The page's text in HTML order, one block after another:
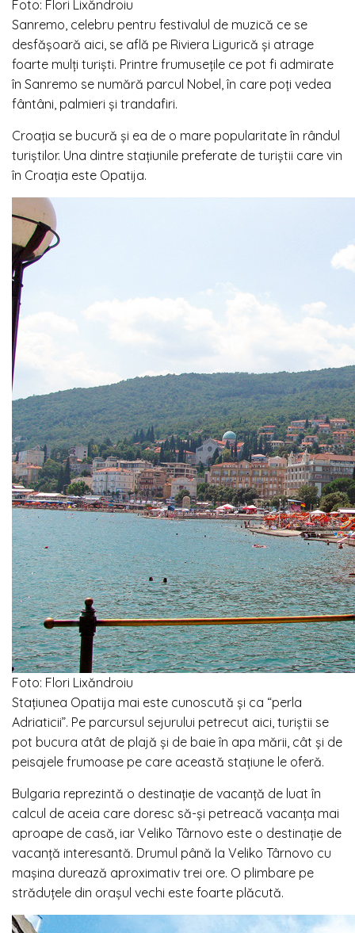
Foto: Flori Lixăndroiu
Sanremo, celebru pentru festivalul de muzică ce se
desfășoară aici, se află pe Riviera Ligurică și atrage
foarte mulți turiști. Printre frumusețile ce pot fi admirate
în Sanremo se numără parcul Nobel, în care poți vedea
fântâni, palmieri și trandafiri.
Croația se bucură și ea de o mare popularitate în rândul
turiștilor. Una dintre stațiunile preferate de turiștii care vin
în Croația este Opatija.
Foto: Flori Lixăndroiu
Stațiunea Opatija mai este cunoscută și ca “perla
Adriaticii”. Pe parcursul sejurului petrecut aici, turiștii se
pot bucura atât de plajă și de baie în apa mării, cât și de
peisajele frumoase pe care această stațiune le oferă.
Bulgaria reprezintă o destinație de vacanță de luat în
calcul de aceia care doresc să-și petreacă vacanța mai
aproape de casă, iar Veliko Târnovo este o destinație de
vacanță interesantă. Drumul până la Veliko Târnovo cu
mașina durează aproximativ trei ore. O plimbare pe
străduțele din orașul vechi este foarte plăcută.